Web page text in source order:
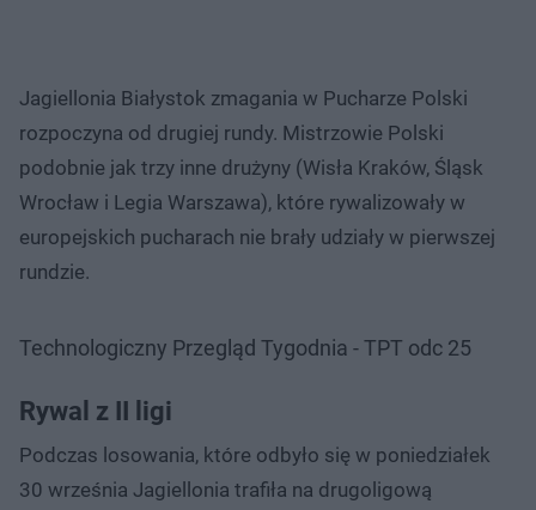
Jagiellonia Białystok zmagania w Pucharze Polski
rozpoczyna od drugiej rundy. Mistrzowie Polski
podobnie jak trzy inne drużyny (Wisła Kraków, Śląsk
Wrocław i Legia Warszawa), które rywalizowały w
europejskich pucharach nie brały udziały w pierwszej
rundzie.
Technologiczny Przegląd Tygodnia - TPT odc 25
Rywal z II ligi
Podczas losowania, które odbyło się w poniedziałek
30 września Jagiellonia trafiła na drugoligową